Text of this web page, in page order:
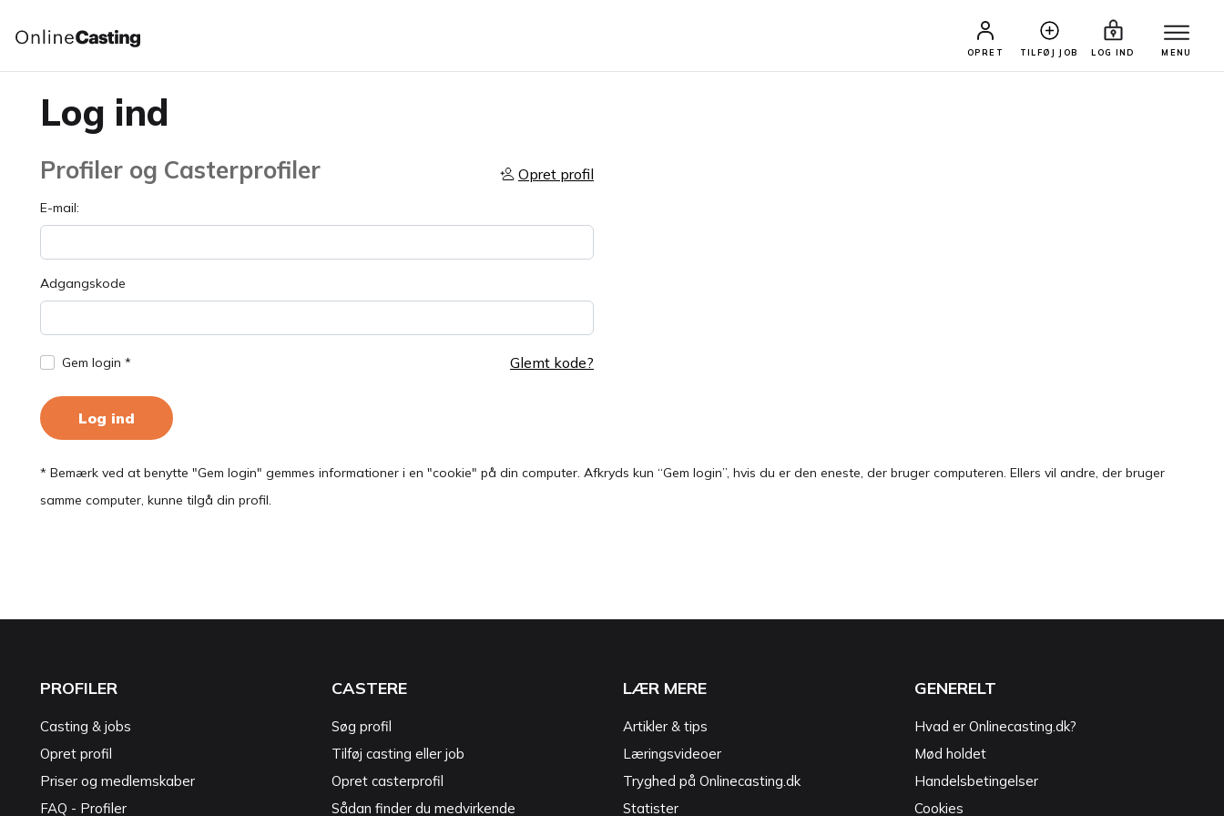
OPRET TILFØJ JOB LOG IND MENU
Log ind
Profiler og Casterprofiler Opret profil
E-mail:
Adgangskode
Gem login * Glemt kode?
Log ind
* Bemærk ved at benytte "Gem login" gemmes informationer i en "cookie" på din computer. Afkryds kun “Gem login”, hvis du er den eneste, der bruger computeren. Ellers vil andre, der bruger
samme computer, kunne tilgå din profil.
PROFILER
Casting & jobs
Opret profil
Priser og medlemskaber
FAQ - Profiler
CASTERE
Søg profil
Tilføj casting eller job
Opret casterprofil
Sådan finder du medvirkende
LÆR MERE
Artikler & tips
Læringsvideoer
Tryghed på Onlinecasting.dk
Statister
GENERELT
Hvad er Onlinecasting.dk?
Mød holdet
Handelsbetingelser
Cookies